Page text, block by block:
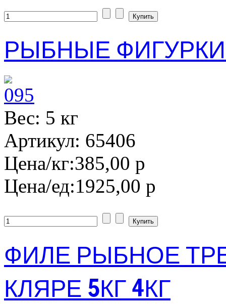
РЫБНЫЕ
Вес: 5 кг
Артикул: 65406
Цена/кг:385,00 р
Цена/ед:1925,00 р
ФИЛЕ РЫБНОЕ
КЛЯРЕ 5КГ 4КГ